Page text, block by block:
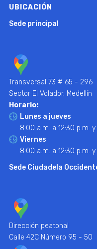
UBICACIÓN
Sede principal
Transversal 73 # 65 - 296
Sector El Volador, Medellín
Horario:
Lunes a jueves
8:00 a.m. a 12:30 p.m. y
Viernes
8:00 a.m. a 12:30 p.m.
Sede Ciudadela
Dirección peatonal
Calle 42C Número 95 - 50